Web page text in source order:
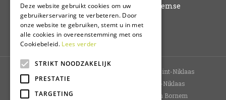
Hoogkamerstraat 196 - 9140 Temse
Plan route
Bloemenwinkel Sint-Niklaas
Planten Sint-Niklaas
Kamerplanten Sint-Niklaas
Bloemen kopen Sint-Niklaas
Tuincentrum Bornem
Deze website gebruikt cookies om uw
gebruikerservaring te verbeteren. Door
onze website te gebruiken, stemt u in met
alle cookies in overeenstemming met ons
Cookiebeleid. Lees verder
STRIKT NOODZAKELIJK
PRESTATIE
TARGETING